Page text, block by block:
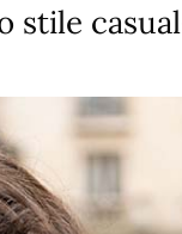
stile